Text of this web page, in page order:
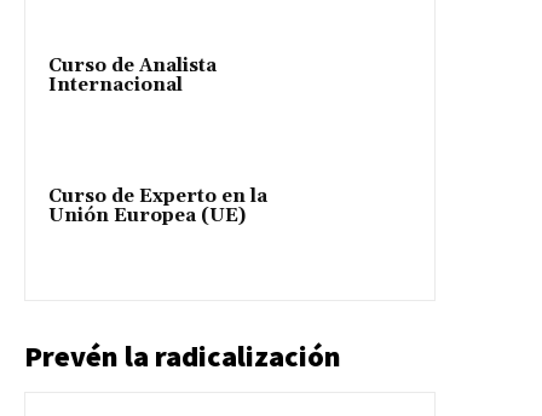
Curso de Analista
Internacional
Curso de Experto en la
Unión Europea (UE)
Prevén la radicalización